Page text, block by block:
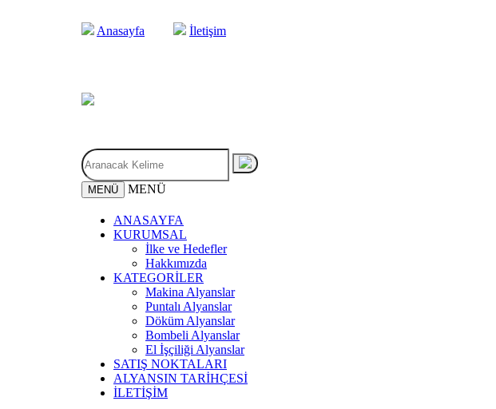
Anasayfa İletişim
MENÜ MENÜ
ANASAYFA
KURUMSAL
İlke ve Hedefler
Hakkımızda
KATEGORİLER
Makina Alyanslar
Puntalı Alyanslar
Döküm Alyanslar
Bombeli Alyanslar
El İşçiliği Alyanslar
SATIŞ NOKTALARI
ALYANSIN TARİHÇESİ
İLETİŞİM